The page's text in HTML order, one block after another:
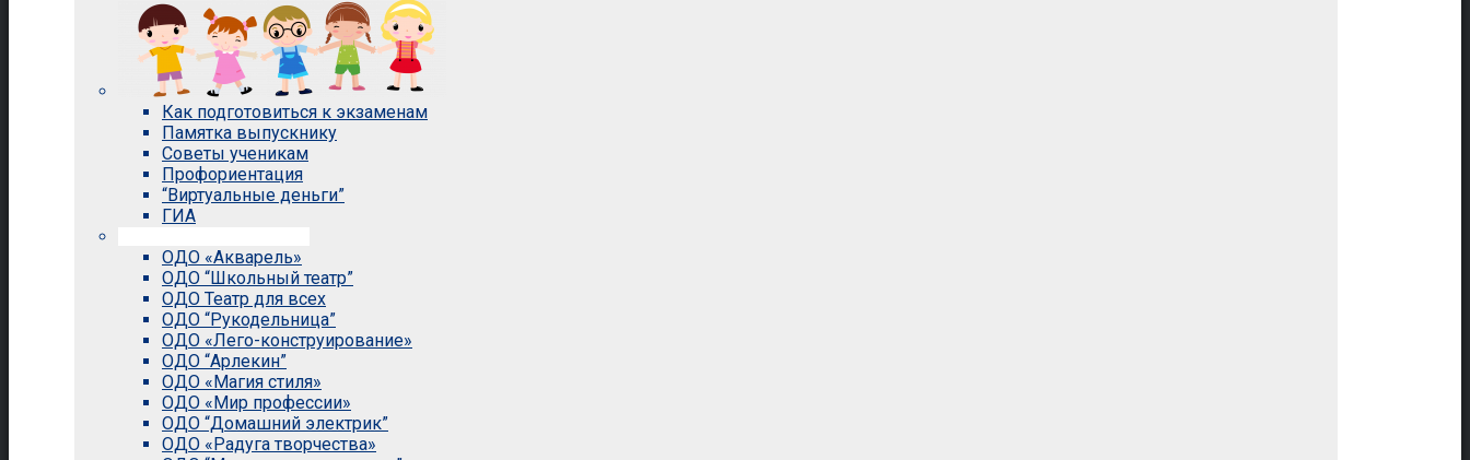
Как подготовиться к экзаменам
Памятка выпускнику
Советы ученикам
Профориентация
“Виртуальные деньги”
ГИА
ОДО «Акварель»
ОДО “Школьный театр”
ОДО Театр для всех
ОДО “Рукодельница”
ОДО «Лего-конструирование»
ОДО “Арлекин”
ОДО «Магия стиля»
ОДО «Мир профессии»
ОДО “Домашний электрик”
ОДО «Радуга творчества»